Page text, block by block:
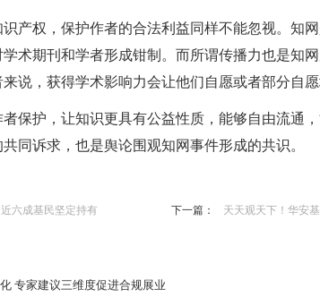
产权，保护作者的合法利益同样不能忽视。知
术期刊和学者形成钳制。而所谓传播力也是知
说，获得学术影响力会让他们自愿或者部分自愿
保护，让知识更具有公益性质，能够自由流通
同诉求，也是舆论围观知网事件形成的共识。
六成基民坚定持有 下一篇： 天天观天下！华安基
专家建议三维度促进合规展业